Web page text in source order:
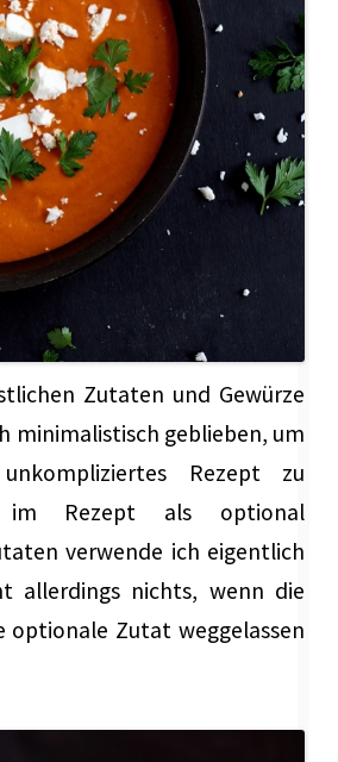
Zutaten und Gewürze
minimalistisch geblieben, um
Rezept zu
im Rezept als optional
verwende ich eigentlich
allerdings nichts, wenn die
optionale Zutat weggelassen